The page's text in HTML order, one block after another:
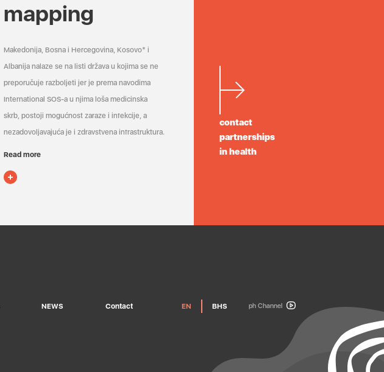
mapping
Makedonija, Bosna i Hercegovina, Kosovo* i
Albanija nalaze se na listi država u kojima se ne
preporučuje razboljeti jer je prema navodima
International SOS-a u njima loša medicinska
skrb, postoji mogućnost zaraze i infekcije, a
nezadovoljavajuća je i zdravstvena infrastruktura.
Read more
contact
partnerships
in health
NEWS Contact ph Channel
EN BHS